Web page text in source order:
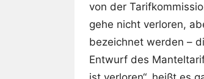
von der
gehe nicht verloren,
bezeichnet werden –
Entwurf des